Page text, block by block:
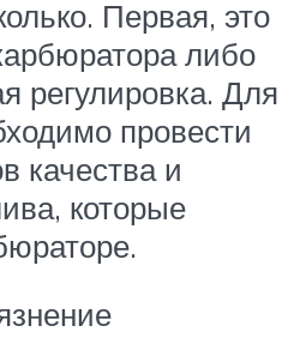
Первая, это
либо
регулировка. Для
провести
качества и
которые